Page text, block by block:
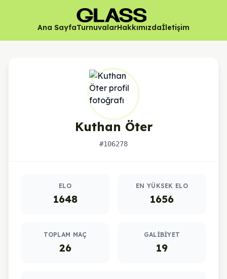
Ana SayfaTurnuvalarHakkımızdaİletişim
Kuthan Öter
#106278
ELO
1648
EN YÜKSEK ELO
1656
TOPLAM MAÇ
26
GALIBIYET
19